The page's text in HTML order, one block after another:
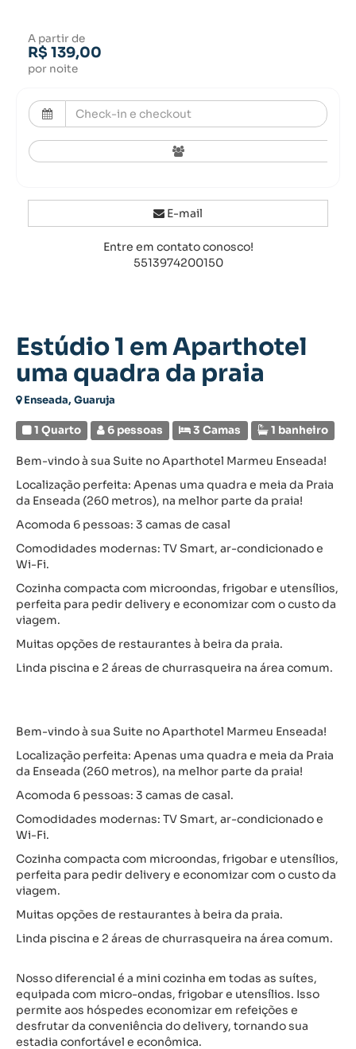
Estúdio 1 em Aparthotel
uma quadra da praia
Enseada, Guaruja
1 Quarto 6 pessoas 3 Camas 1 banheiro
Bem-vindo à sua Suite no Aparthotel Marmeu Enseada!
Localização perfeita: Apenas uma quadra e meia da Praia
da Enseada (260 metros), na melhor parte da praia!
Acomoda 6 pessoas: 3 camas de casal
Comodidades modernas: TV Smart, ar-condicionado e
Wi-Fi.
Cozinha compacta com microondas, frigobar e utensílios,
perfeita para pedir delivery e economizar com o custo da
viagem.
Muitas opções de restaurantes à beira da praia.
Linda piscina e 2 áreas de churrasqueira na área comum.
Bem-vindo à sua Suite no Aparthotel Marmeu Enseada!
Localização perfeita: Apenas uma quadra e meia da Praia
da Enseada (260 metros), na melhor parte da praia!
Acomoda 6 pessoas: 3 camas de casal.
Comodidades modernas: TV Smart, ar-condicionado e
Wi-Fi.
Cozinha compacta com microondas, frigobar e utensílios,
perfeita para pedir delivery e economizar com o custo da
viagem.
Muitas opções de restaurantes à beira da praia.
Linda piscina e 2 áreas de churrasqueira na área comum.
Nosso diferencial é a mini cozinha em todas as suítes,
equipada com micro-ondas, frigobar e utensílios. Isso
permite aos hóspedes economizar em refeições e
desfrutar da conveniência do delivery, tornando sua
estadia confortável e econômica.
A partir de
R$ 139,00
por noite
E-mail
Entre em contato conosco!
5513974200150